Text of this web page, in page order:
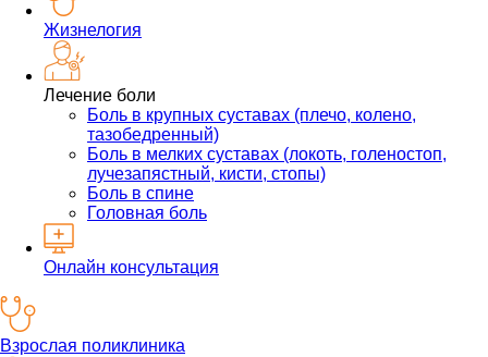
Жизнелогия
Лечение боли
Боль в крупных суставах (плечо, колено,
тазобедренный)
Боль в мелких суставах (локоть, голеностоп,
лучезапястный, кисти, стопы)
Боль в спине
Головная боль
Онлайн консультация
Взрослая поликлиника